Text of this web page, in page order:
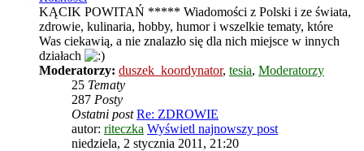
KĄCIK POWITAŃ ***** Wiadomości z Polski i ze świata,
zdrowie, kulinaria, hobby, humor i wszelkie tematy, które
Was ciekawią, a nie znalazło się dla nich miejsce w innych
działach
Moderatorzy: duszek_koordynator, tesia, Moderatorzy
25 Tematy
287 Posty
Ostatni post Re: ZDROWIE
autor: riteczka Wyświetl najnowszy post
niedziela, 2 stycznia 2011, 21:20